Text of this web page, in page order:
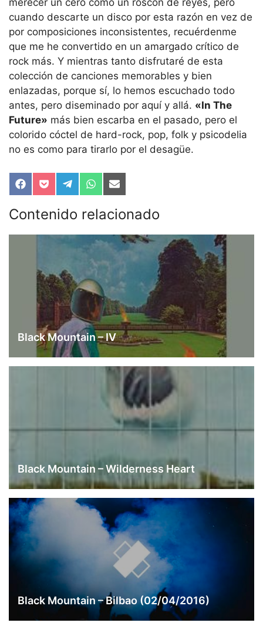
merecer un cero como un roscón de reyes, pero
cuando descarte un disco por esta razón en vez de
por composiciones inconsistentes, recuérdenme
que me he convertido en un amargado crítico de
rock más. Y mientras tanto disfrutaré de esta
colección de canciones memorables y bien
enlazadas, porque sí, lo hemos escuchado todo
antes, pero diseminado por aquí y allá. «In The
Future» más bien escarba en el pasado, pero el
colorido cóctel de hard-rock, pop, folk y psicodelia
no es como para tirarlo por el desagüe.
Compartir
en
Facebook
Compartir
en
Pocket
Compartir
en
Telegram
Compartir
en
WhatsApp
Compartir
en
Email
Contenido relacionado
Black Mountain – IV
Black Mountain – Wilderness Heart
Black Mountain – Bilbao (02/04/2016)